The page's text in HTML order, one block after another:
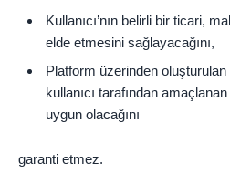
Kullanıcı’nın belirli bir ticari,
elde etmesini sağlayacağını,
Platform üzerinden
kullanıcı tarafından
uygun olacağını
garanti etmez.